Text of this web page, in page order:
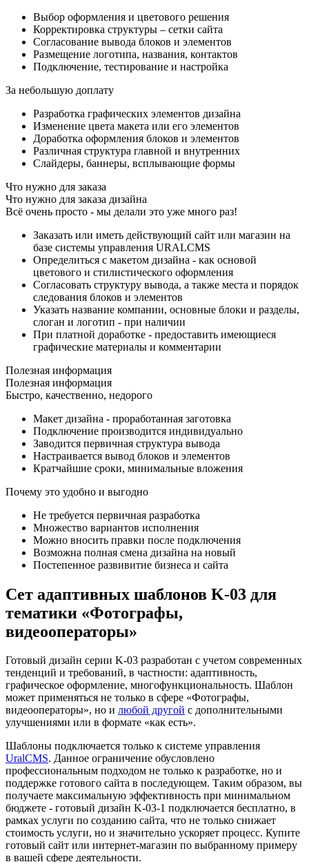
Выбор оформления и цветового решения
Корректировка структуры – сетки сайта
Согласование вывода блоков и элементов
Размещение логотипа, названия, контактов
Подключение, тестирование и настройка
За небольшую доплату
Разработка графических элементов дизайна
Изменение цвета макета или его элементов
Доработка оформления блоков и элементов
Различная структура главной и внутренних
Слайдеры, баннеры, всплывающие формы
Что нужно для заказа
Что нужно для заказа дизайна
Всё очень просто - мы делали это уже много раз!
Заказать или иметь действующий сайт или магазин на
базе системы управления URALCMS
Определиться с макетом дизайна - как основой
цветового и стилистического оформления
Согласовать структуру вывода, а также места и порядок
следования блоков и элементов
Указать название компании, основные блоки и разделы,
слоган и логотип - при наличии
При платной доработке - предоставить имеющиеся
графические материалы и комментарии
Полезная информация
Полезная информация
Быстро, качественно, недорого
Макет дизайна - проработанная заготовка
Подключение производится индивидуально
Заводится первичная структура вывода
Настраивается вывод блоков и элементов
Кратчайшие сроки, минимальные вложения
Почему это удобно и выгодно
Не требуется первичная разработка
Множество вариантов исполнения
Можно вносить правки после подключения
Возможна полная смена дизайна на новый
Постепенное развивитие бизнеса и сайта
Сет адаптивных шаблонов K-03 для
тематики «Фотографы,
видеооператоры»
Готовый дизайн серии K-03 разработан с учетом современных
тенденций и требований, в частности: адаптивность,
графическое оформление, многофункциональность. Шаблон
может применяться не только в сфере «Фотографы,
видеооператоры», но и любой другой с дополнительными
улучшениями или в формате «как есть».
Шаблоны подключается только к системе управления
UralCMS. Данное ограничение обусловлено
профессиональным подходом не только к разработке, но и
поддержке готового сайта в последующем. Таким образом, вы
получаете максимальную эффективность при минимальном
бюджете - готовый дизайн K-03-1 подключается бесплатно, в
рамках услуги по созданию сайта, что не только снижает
стоимость услуги, но и значительно ускоряет процесс. Купите
готовый сайт или интернет-магазин по выбранному примеру
в вашей сфере деятельности.